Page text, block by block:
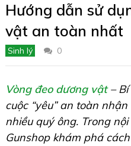
Hướng dẫn sử
vật an toàn nhất
Sinh lý 0
Vòng đeo dương vật– Bí
cuộc “yêu” an toàn
nhiều quý ông. Trong
Gunshop khám phá